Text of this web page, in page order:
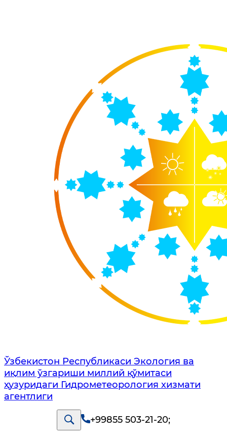
Ўзбекистон Республикаси Экология ва
иқлим ўзгариши миллий қўмитаси
ҳузуридаги Гидрометеорология хизмати
агентлиги
+99855 503-21-20;